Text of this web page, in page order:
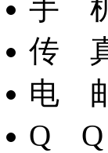
手 机
传 真
电 邮
Q Q